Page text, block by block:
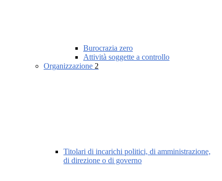
Burocrazia zero
Attività soggette a controllo
Organizzazione 2
Titolari di incarichi politici, di amministrazione,
di direzione o di governo